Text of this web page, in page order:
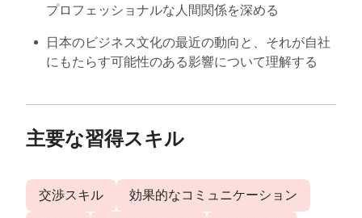
プロフェッショナルな人間関係を深める
日本のビジネス文化の最近の動向と、それが自社
にもたらす可能性のある影響について理解する
主要な習得スキル
交渉スキル
効果的なコミュニケーション